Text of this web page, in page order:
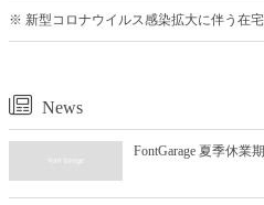
※ 新型コロナウイルス感染拡大に伴う在
News
FontGarage 夏季休業